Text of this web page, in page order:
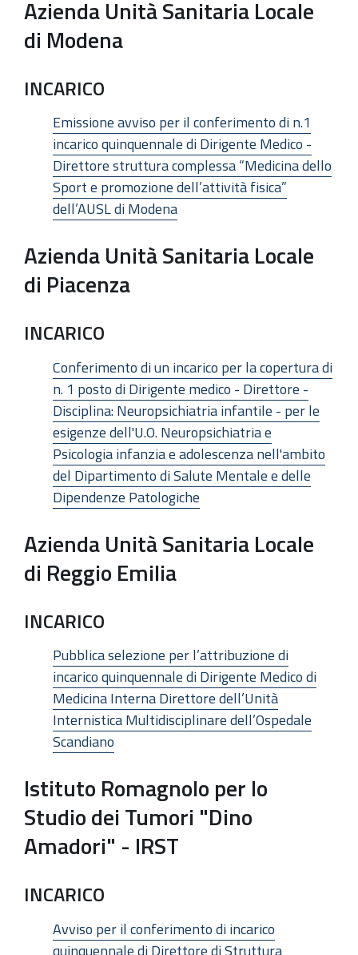
Azienda Unità Sanitaria Locale
di Modena
INCARICO
Emissione avviso per il conferimento di n.1
incarico quinquennale di Dirigente Medico -
Direttore struttura complessa “Medicina dello
Sport e promozione dell’attività fisica”
dell’AUSL di Modena
Azienda Unità Sanitaria Locale
di Piacenza
INCARICO
Conferimento di un incarico per la copertura di
n. 1 posto di Dirigente medico - Direttore -
Disciplina: Neuropsichiatria infantile - per le
esigenze dell'U.O. Neuropsichiatria e
Psicologia infanzia e adolescenza nell'ambito
del Dipartimento di Salute Mentale e delle
Dipendenze Patologiche
Azienda Unità Sanitaria Locale
di Reggio Emilia
INCARICO
Pubblica selezione per l’attribuzione di
incarico quinquennale di Dirigente Medico di
Medicina Interna Direttore dell’Unità
Internistica Multidisciplinare dell’Ospedale
Scandiano
Istituto Romagnolo per lo
Studio dei Tumori "Dino
Amadori" - IRST
INCARICO
Avviso per il conferimento di incarico
quinquennale di Direttore di Struttura